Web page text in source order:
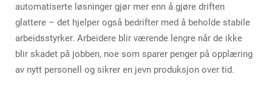
automatiserte løsninger gjør mer enn å gjøre driften
glattere – det hjelper også bedrifter med å beholde stabile
arbeidsstyrker. Arbeidere blir værende lengre når de ikke
blir skadet på jobben, noe som sparer penger på opplæring
av nytt personell og sikrer en jevn produksjon over tid.